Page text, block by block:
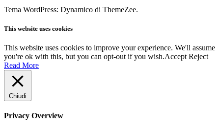
Tema WordPress: Dynamico di ThemeZee.
This website uses cookies
This website uses cookies to improve your experience. We'll assume
you're ok with this, but you can opt-out if you wish.Accept Reject
Read More
Chiudi
Privacy Overview